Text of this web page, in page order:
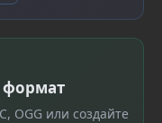
формат
OGG или создайте